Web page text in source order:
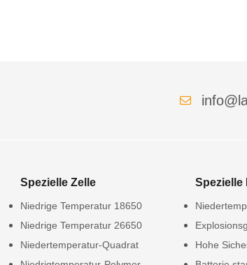
Spezielle Zelle
Niedrige Temperatur 18650
Niedrige Temperatur 26650
Niedertemperatur-Quadrat
Spezielle
Hohe